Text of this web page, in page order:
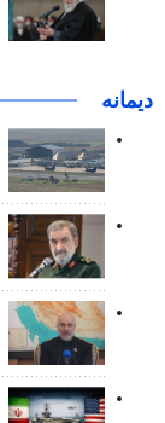
دیمانە